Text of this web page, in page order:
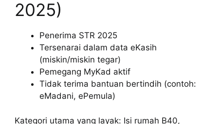
2025)
Penerima STR 2025
Tersenarai dalam data eKasih
(miskin/miskin tegar)
Pemegang MyKad aktif
Tidak terima bantuan bertindih (contoh:
eMadani, ePemula)
Kategori utama yang layak: Isi rumah B40,